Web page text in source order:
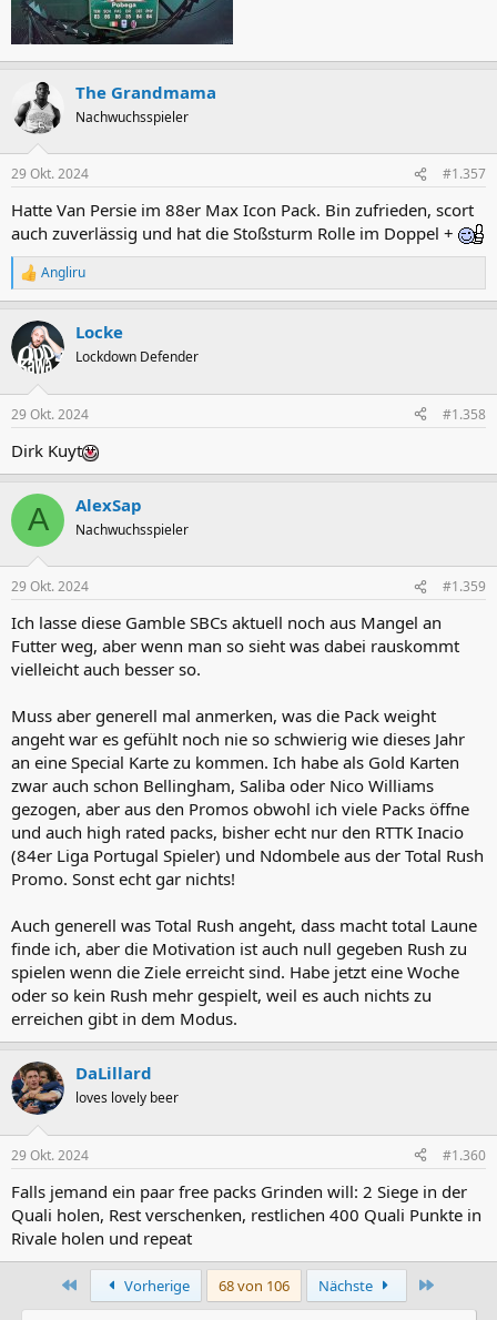
The Grandmama
Nachwuchsspieler
29 Okt. 2024 #1.357
Hatte Van Persie im 88er Max Icon Pack. Bin zufrieden, scort
auch zuverlässig und hat die Stoßsturm Rolle im Doppel +
R
e
k
t
i
e
:
Angliru
Locke
Lockdown Defender
29 Okt. 2024 #1.358
Dirk Kuyt
A AlexSap
Nachwuchsspieler
29 Okt. 2024 #1.359
Ich lasse diese Gamble SBCs aktuell noch aus Mangel an
Futter weg, aber wenn man so sieht was dabei rauskommt
vielleicht auch besser so.
Muss aber generell mal anmerken, was die Pack weight
angeht war es gefühlt noch nie so schwierig wie dieses Jahr
an eine Special Karte zu kommen. Ich habe als Gold Karten
zwar auch schon Bellingham, Saliba oder Nico Williams
gezogen, aber aus den Promos obwohl ich viele Packs öffne
und auch high rated packs, bisher echt nur den RTTK Inacio
(84er Liga Portugal Spieler) und Ndombele aus der Total Rush
Promo. Sonst echt gar nichts!
Auch generell was Total Rush angeht, dass macht total Laune
finde ich, aber die Motivation ist auch null gegeben Rush zu
spielen wenn die Ziele erreicht sind. Habe jetzt eine Woche
oder so kein Rush mehr gespielt, weil es auch nichts zu
erreichen gibt in dem Modus.
DaLillard
loves lovely beer
29 Okt. 2024 #1.360
Falls jemand ein paar free packs Grinden will: 2 Siege in der
Quali holen, Rest verschenken, restlichen 400 Quali Punkte in
Rivale holen und repeat
Erste Vorherige 68 von 106 Nächste